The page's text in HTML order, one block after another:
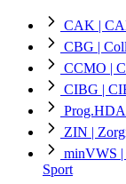
CAK |
CBG |
CCMO |
CIBG |
ZIN |
minVWS
Sport